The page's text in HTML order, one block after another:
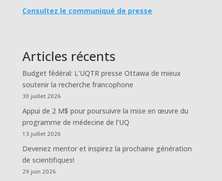
Consultez le communiqué de presse
Articles récents
Budget fédéral: L’UQTR presse Ottawa de mieux
soutenir la recherche francophone
30 juillet 2026
Appui de 2 M$ pour poursuivre la mise en œuvre du
programme de médecine de l’UQ
13 juillet 2026
Devenez mentor et inspirez la prochaine génération
de scientifiques!
29 juin 2026